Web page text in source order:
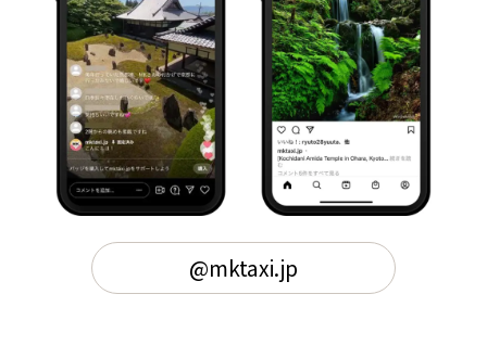
@mktaxi.jp